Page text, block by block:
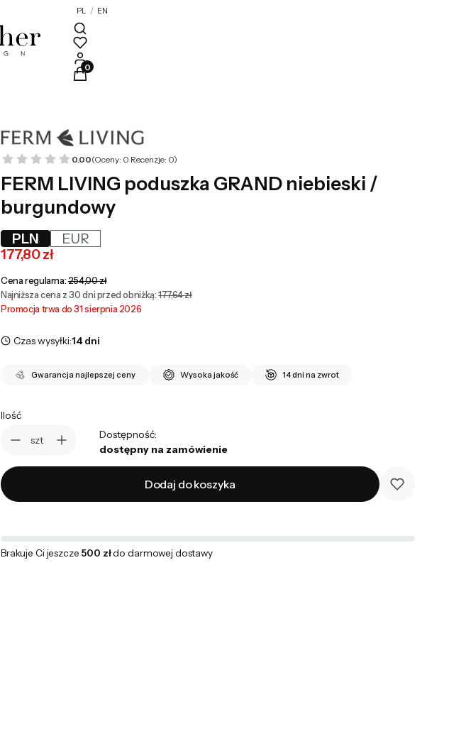
PL / EN
Produkty w koszyku: 0. Zobacz szczegóły
0.00(Oceny: 0 Recenzje: 0)
FERM LIVING poduszka GRAND niebieski /
burgundowy
PLN
EUR
177,80 zł
Cena regularna:254,00 zł
Najniższa cena z 30 dni przed obniżką: 177,64 zł
Promocja trwa do 31 sierpnia 2026
Czas wysyłki:14 dni
Gwarancja najlepszej ceny Wysoka jakość 14 dni na zwrot
Ilość
szt
Dostępność:
dostępny na zamówienie
Dodaj do koszyka
Brakuje Ci jeszcze 500 złdo darmowej dostawy